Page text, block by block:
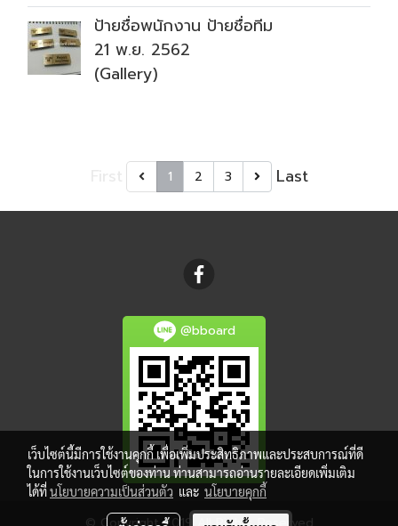
ป้ายชื่อพนักงาน ป้ายชื่อทีม
21 พ.ย. 2562
(Gallery)
1 2 3 Last
@bboard
เว็บไซต์นี้มีการใช้งานคุกกี้ เพื่อเพิ่มประสิทธิภาพและประสบการณ์ที่ดี
ในการใช้งานเว็บไซต์ของท่าน ท่านสามารถอ่านรายละเอียดเพิ่มเติม
ได้ที่นโยบายความเป็นส่วนตัว และ นโยบายคุกกี้